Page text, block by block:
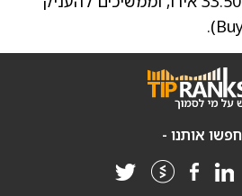
חפשו אותנו -